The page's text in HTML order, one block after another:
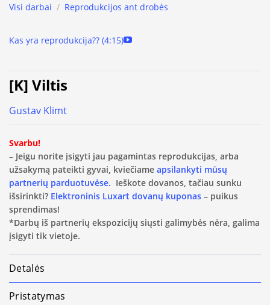
Visi darbai / Reprodukcijos ant drobės
Kas yra reprodukcija?? (4:15)
[K] Viltis
Gustav Klimt
Svarbu!
– Jeigu norite įsigyti jau pagamintas reprodukcijas, arba
užsakymą pateikti gyvai, kviečiame apsilankyti mūsų
partnerių parduotuvėse. Ieškote dovanos, tačiau sunku
išsirinkti? Elektroninis Luxart dovanų kuponas – puikus
sprendimas!
*Darbų iš partnerių ekspozicijų siųsti galimybės nėra, galima
įsigyti tik vietoje.
Detalės
Pristatymas